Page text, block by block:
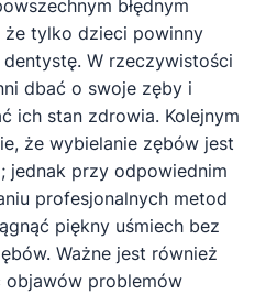
błędnym
że tylko dzieci powinny
W rzeczywistości
dbać o swoje zęby i
ich stan zdrowia. Kolejnym
że wybielanie zębów jest
jednak przy odpowiednim
profesjonalnych metod
piękny uśmiech bez
Ważne jest również
problemów